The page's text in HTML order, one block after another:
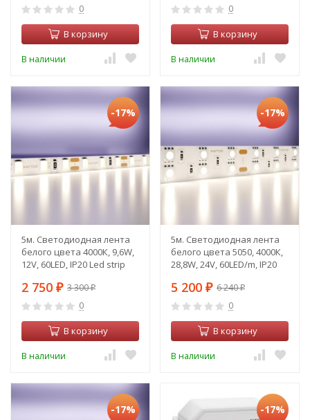
0
В корзину
В наличии
0
В корзину
В наличии
-17%
5м. Светодиодная лента
белого цвета 4000К, 9,6W,
12V, 60LED, IP20 Led strip
2 750 ₽ 3 300₽
0
В корзину
В наличии
-17%
5м. Светодиодная лента
белого цвета 5050, 4000К,
28,8W, 24V, 60LED/m, IP20
5 200 ₽ 6 240₽
0
В корзину
В наличии
-17% -17%